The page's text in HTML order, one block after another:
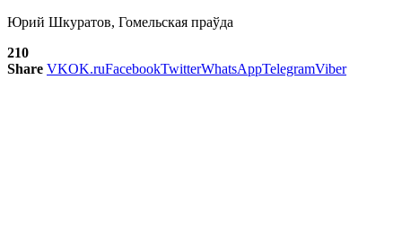
Юрий Шкуратов, Гомельская праўда
210
Share VKOK.ruFacebookTwitterWhatsAppTelegramViber